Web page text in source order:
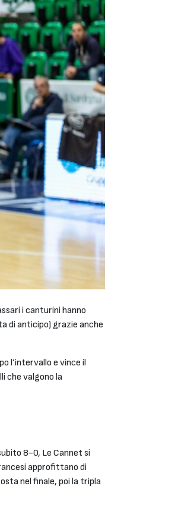
i canturini hanno
di anticipo) grazie anche
l’intervallo e vince il
che valgono la
8-0, Le Cannet si
approfittano di
nel finale, poi la tripla